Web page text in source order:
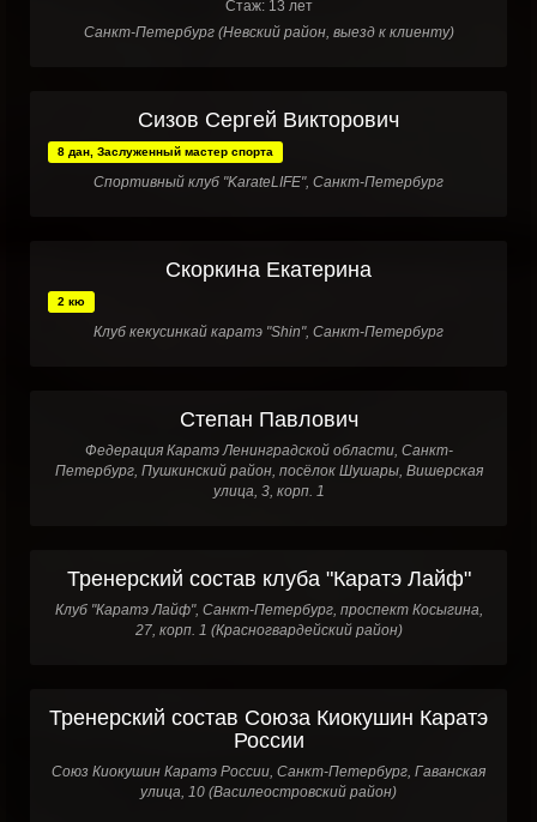
Стаж: 13 лет
Санкт-Петербург (Невский район, выезд к клиенту)
Сизов Сергей Викторович
8 дан, Заслуженный мастер спорта
Спортивный клуб "KarateLIFE", Санкт-Петербург
Скоркина Екатерина
2 кю
Клуб кекусинкай каратэ "Shin", Санкт-Петербург
Степан Павлович
Федерация Каратэ Ленинградской области, Санкт-
Петербург, Пушкинский район, посёлок Шушары, Вишерская
улица, 3, корп. 1
Тренерский состав клуба "Каратэ Лайф"
Клуб "Каратэ Лайф", Санкт-Петербург, проспект Косыгина,
27, корп. 1 (Красногвардейский район)
Тренерский состав Союза Киокушин Каратэ
России
Союз Киокушин Каратэ России, Санкт-Петербург, Гаванская
улица, 10 (Василеостровский район)